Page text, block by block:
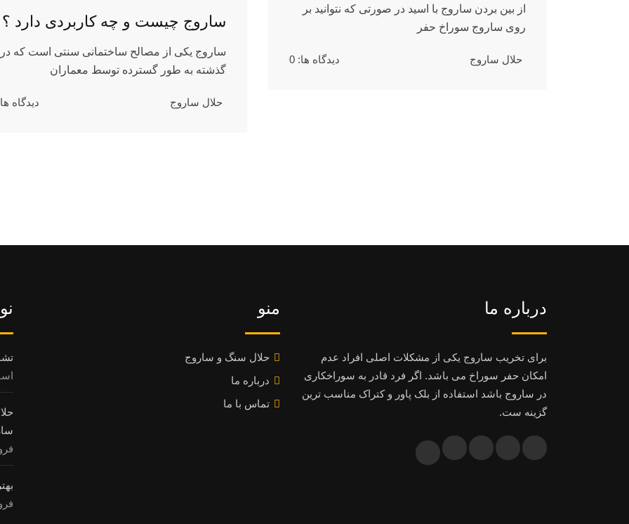
از بین بردن ساروج با اسید در صورتی که نتوانید بر
روی ساروج سوراخ حفر
حلال ساروج دیدگاه ها: 0
ساروج چیست و چه کاربردی دارد ؟
ساروج یکی از مصالح ساختمانی سنتی است که در
گذشته به طور گسترده توسط معماران
حلال ساروج دیدگاه
درباره ما
برای تخریب ساروج یکی از مشکلات اصلی افراد عدم
امکان حفر سوراخ می باشد. اگر فرد قادر به سوراخکاری
در ساروج باشد استفاده از بلک پاور و کتراک مناسب ترین
گزینه ست.
منو
حلال سنگ و ساروج
درباره ما
تماس با ما